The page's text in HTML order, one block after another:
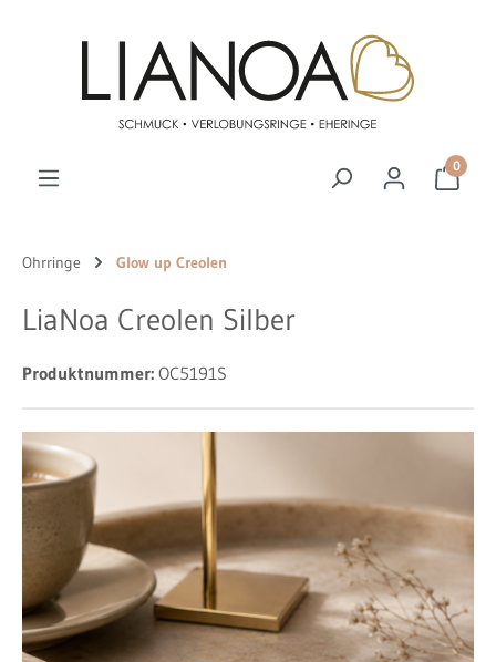
0
Ohrringe Glow up Creolen
LiaNoa Creolen Silber
Produktnummer: OC5191S